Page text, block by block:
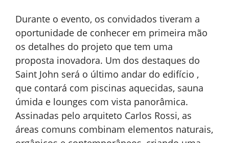
Durante o evento, os convidados tiveram a
oportunidade de conhecer em primeira mão
os detalhes do projeto que tem uma
proposta inovadora. Um dos destaques do
Saint John será o último andar do edifício ,
que contará com piscinas aquecidas, sauna
úmida e lounges com vista panorâmica.
Assinadas pelo arquiteto Carlos Rossi, as
áreas comuns combinam elementos naturais,